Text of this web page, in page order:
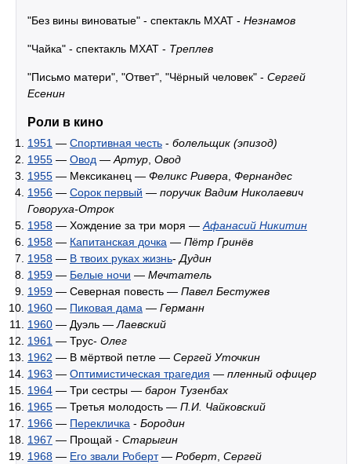
"Без вины виноватые" - спектакль МХАТ - Незнамов
"Чайка" - спектакль МХАТ - Треплев
"Письмо матери", "Ответ", "Чёрный человек" - Сергей
Есенин
Роли в кино
1951 — Спортивная честь - болельщик (эпизод)
1955 — Овод —Артур, Овод
1955 — Мексиканец — Феликс Ривера, Фернандес
1956 — Сорок первый — поручик Вадим Николаевич
Говоруха-Отрок
1958 — Хождение за три моря —Афанасий Никитин
1958 — Капитанская дочка — Пётр Гринёв
1958 — В твоих руках жизнь-Дудин
1959 — Белые ночи — Мечтатель
1959 — Северная повесть — Павел Бестужев
1960 — Пиковая дама — Германн
1960 — Дуэль —Лаевский
1961 — Трус- Олег
1962 — В мёртвой петле — Сергей Уточкин
1963 — Оптимистическая трагедия — пленный офицер
1964 — Три сестры — барон Тузенбах
1965 — Третья молодость — П.И. Чайковский
1966 — Перекличка - Бородин
1967 — Прощай - Старыгин
1968 — Его звали Роберт— Роберт, Сергей